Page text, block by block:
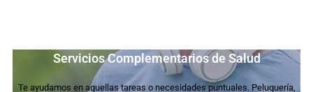
Servicios Complementarios de Salud
Te ayudamos en aquellas tareas o necesidades puntuales. Peluquería,